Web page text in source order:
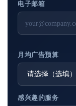
电子邮箱
月均广告预算
感兴趣的服务